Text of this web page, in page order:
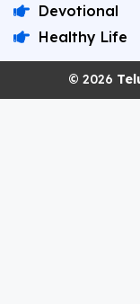
Devotional
Healthy Life
© 2026